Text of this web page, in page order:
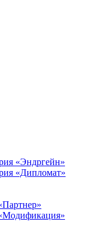
«Эндргейн»
«Дипломат»